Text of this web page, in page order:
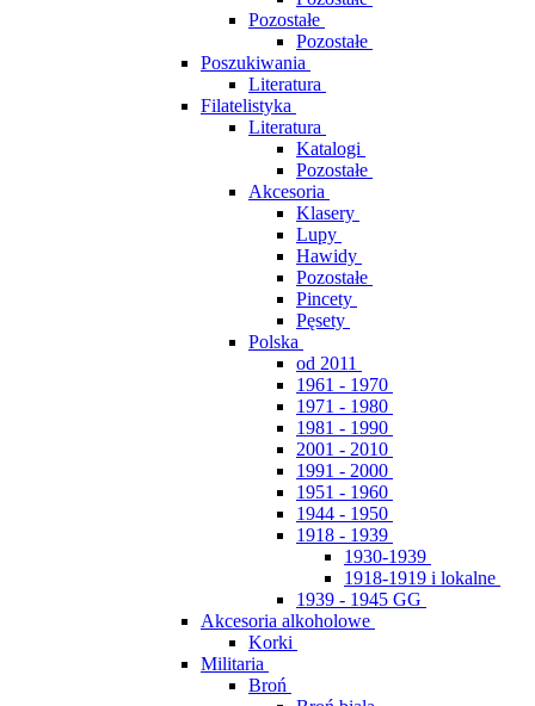
Pozostałe
Pozostałe
Poszukiwania
Literatura
Filatelistyka
Literatura
Katalogi
Pozostałe
Akcesoria
Klasery
Lupy
Hawidy
Pozostałe
Pincety
Pęsety
Polska
od 2011
1961 - 1970
1971 - 1980
1981 - 1990
2001 - 2010
1991 - 2000
1951 - 1960
1944 - 1950
1918 - 1939
1930-1939
1918-1919 i lokalne
1939 - 1945 GG
Akcesoria alkoholowe
Korki
Militaria
Broń